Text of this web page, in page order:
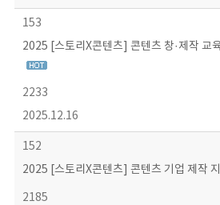
153
2025 [스토리X콘텐츠] 콘텐츠 창·제작 교
2233
2025.12.16
152
2025 [스토리X콘텐츠] 콘텐츠 기업 제작
2185